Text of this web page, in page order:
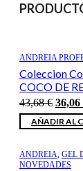
ANDREIA
Coleccion
COCO DE
43,68€ El
precio
43,68
36,06
AÑADIR AL
ANDREIA, GEL
NOVEDADES